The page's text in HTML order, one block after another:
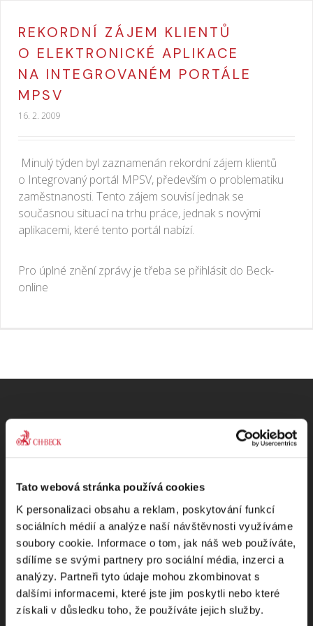
Tato webová stránka používá cookies
K personalizaci obsahu a reklam, poskytování funkcí
sociálních médií a analýze naší návštěvnosti využíváme
soubory cookie. Informace o tom, jak náš web používáte,
sdílíme se svými partnery pro sociální média, inzerci a
analýzy. Partneři tyto údaje mohou zkombinovat s
dalšími informacemi, které jste jim poskytli nebo které
získali v důsledku toho, že používáte jejich služby.
REKORDNÍ ZÁJEM KLIENTŮ
O ELEKTRONICKÉ APLIKACE
NA INTEGROVANÉM PORTÁLE
MPSV
16. 2. 2009
Minulý týden byl zaznamenán rekordní zájem klientů
o Integrovaný portál MPSV, především o problematiku
zaměstnanosti. Tento zájem souvisí jednak se
současnou situací na trhu práce, jednak s novými
aplikacemi, které tento portál nabízí.
Pro úplné znění zprávy je třeba se přihlásit do Beck-
online
NEWS
Dostávejte od nás pravidelný měsíční souhrn
toho nejpopulárnějšího obsahu.